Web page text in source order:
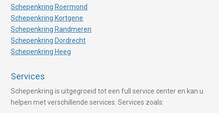
Schepenkring Roermond
Schepenkring Kortgene
Schepenkring Randmeren
Schepenkring Dordrecht
Schepenkring Heeg
Services
Schepenkring is uitgegroeid tot een full service center en kan u
helpen met verschillende services. Services zoals: